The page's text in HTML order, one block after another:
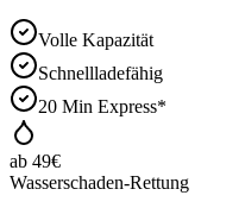
Volle Kapazität
Schnellladefähig
20 Min Express*
ab 49€
Wasserschaden-Rettung